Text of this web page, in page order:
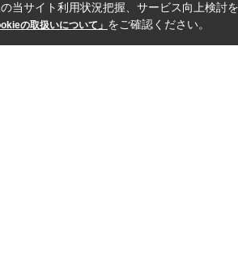
当サイト利用状況把握、サービス向上検討
の取扱いについて」 をご確認ください。